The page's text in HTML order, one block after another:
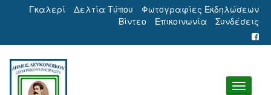
Γκαλερί Δελτία Τύπου
Φωτογραφίες Εκδηλώσεων
Βίντεο
Επικοινωνία Συνδέσεις